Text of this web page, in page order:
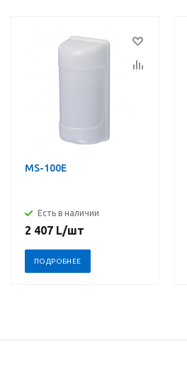
MS-100E
Есть в наличии
2 407 L/шт
ПОДРОБНЕЕ